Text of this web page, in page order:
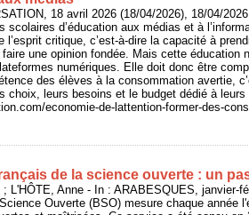
18 avril 2026 (18/04/2026), 18/04/
scolaires d’éducation aux médias et à
l’esprit critique, c’est-à-dire la capacité à
faire une opinion fondée. Mais cette
numériques. Elle doit donc être
des élèves à la consommation avertie,
choix, leurs besoins et le budget dédié à
economie-de-lattention-former-des-
de la science ouverte : un
L'HÔTE, Anne - In : ARABESQUES, janvier-
Ouverte (BSO) mesure chaque année